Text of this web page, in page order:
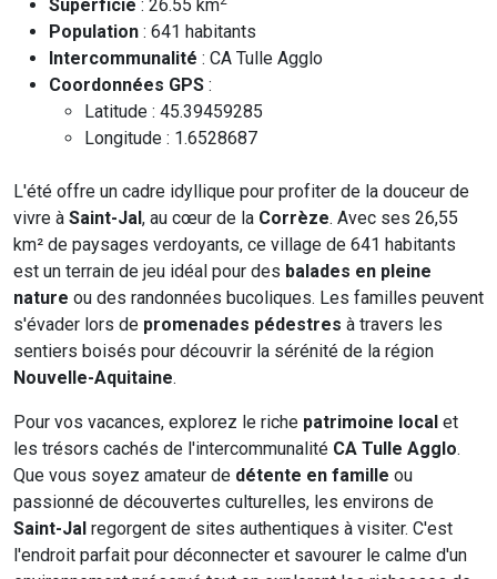
Superficie : 26.55 km
Population : 641 habitants
Intercommunalité : CA Tulle Agglo
Coordonnées GPS :
Latitude : 45.39459285
Longitude : 1.6528687
L'été offre un cadre idyllique pour profiter de la douceur de
vivre à Saint-Jal, au cœur de la Corrèze. Avec ses 26,55
km² de paysages verdoyants, ce village de 641 habitants
est un terrain de jeu idéal pour des balades en pleine
nature ou des randonnées bucoliques. Les familles peuvent
s'évader lors de promenades pédestres à travers les
sentiers boisés pour découvrir la sérénité de la région
Nouvelle-Aquitaine.
Pour vos vacances, explorez le riche patrimoine local et
les trésors cachés de l'intercommunalité CA Tulle Agglo.
Que vous soyez amateur de détente en famille ou
passionné de découvertes culturelles, les environs de
Saint-Jal regorgent de sites authentiques à visiter. C'est
l'endroit parfait pour déconnecter et savourer le calme d'un